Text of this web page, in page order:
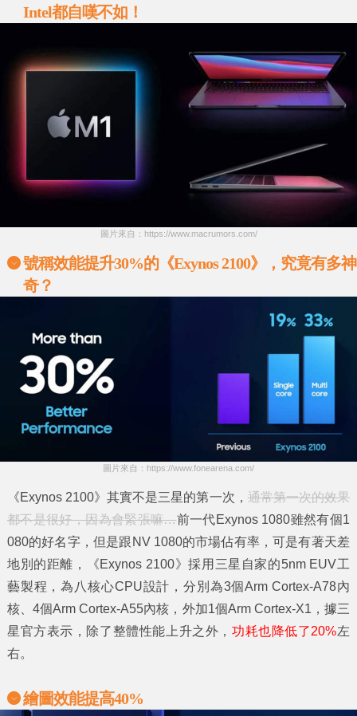
Intel都自嘆不如！
圖片來自：https://www.macrumors.com/
號稱效能提升30%的《Exynos 2100》，究竟有多神
奇？
圖片來自：https://www.fonearena.com/
《Exynos 2100》其實不是三星的第一次， 通常第一次的效果
都不是很好，因為會緊張嘛…前一代Exynos 1080雖然有個1
080的好名字，但是跟NV 1080的市場佔有率，可是有著天差
地別的距離，《Exynos 2100》採用三星自家的5nm EUV工
藝製程，為八核心CPU設計，分別為3個Arm Cortex-A78內
核、4個Arm Cortex-A55內核，外加1個Arm Cortex-X1，據三
星官方表示，除了整體性能上升之外， 功耗也降低了20%左
右。
繪圖效能提高40%